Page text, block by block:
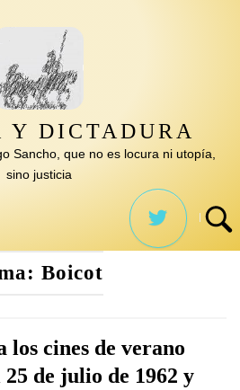
Y DICTADURA
Sancho, que no es locura ni utopía,
sino justicia
Boicot
los cines de verano
de julio de 1962 y